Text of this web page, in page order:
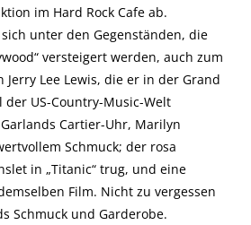
im Hard Rock Cafe ab.
unter den Gegenständen, die
versteigert werden, auch zum
Jerry Lee Lewis, die er in der Grand
US-Country-Music-Welt
Cartier-Uhr, Marilyn
Schmuck; der rosa
in „Titanic“ trug, und eine
Film. Nicht zu vergessen
Schmuck und Garderobe.